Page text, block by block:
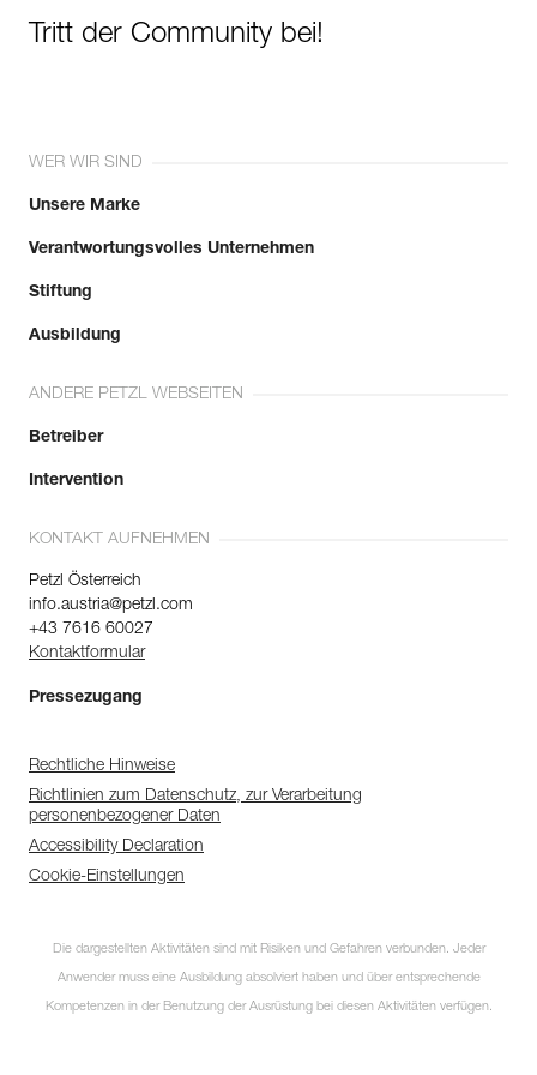
Tritt der Community bei!
WER WIR SIND
Unsere Marke
Verantwortungsvolles Unternehmen
Stiftung
Ausbildung
ANDERE PETZL WEBSEITEN
Betreiber
Intervention
KONTAKT AUFNEHMEN
Petzl Österreich
info.austria@petzl.com
+43 7616 60027
Kontaktformular
Pressezugang
Rechtliche Hinweise
Richtlinien zum Datenschutz, zur Verarbeitung
personenbezogener Daten
Accessibility Declaration
Cookie-Einstellungen
Die dargestellten Aktivitäten sind mit Risiken und Gefahren verbunden. Jeder
Anwender muss eine Ausbildung absolviert haben und über entsprechende
Kompetenzen in der Benutzung der Ausrüstung bei diesen Aktivitäten verfügen.